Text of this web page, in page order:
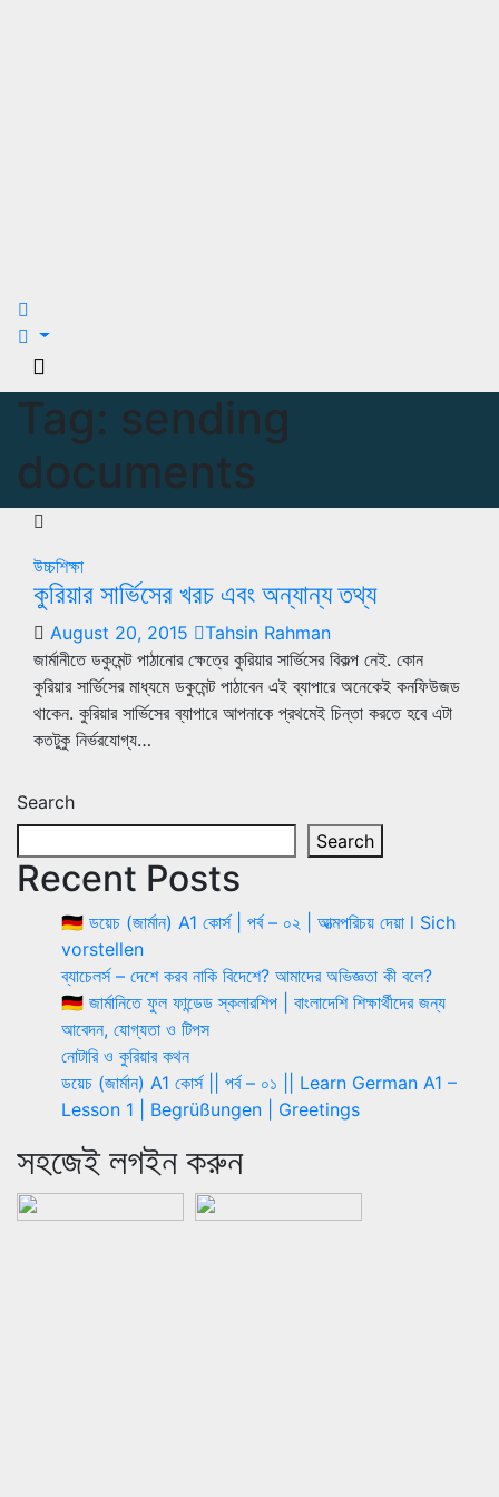
Tag: sending
documents
উচ্চশিক্ষা
কুরিয়ার সার্ভিসের খরচ এবং অন্যান্য তথ্য
August 20, 2015
Tahsin Rahman
জার্মানীতে ডকুমেন্ট পাঠানোর ক্ষেত্রে কুরিয়ার সার্ভিসের বিকল্প নেই. কোন
কুরিয়ার সার্ভিসের মাধ্যমে ডকুমেন্ট পাঠাবেন এই ব্যাপারে অনেকেই কনফিউজড
থাকেন. কুরিয়ার সার্ভিসের ব্যাপারে আপনাকে প্রথমেই চিন্তা করতে হবে এটা
কতটুকু নির্ভরযোগ্য…
Search
Search
Recent Posts
🇩🇪 ডয়েচ (জার্মান) A1 কোর্স | পর্ব – ০২ | আত্মপরিচয় দেয়া l Sich
vorstellen
ব্যাচেলর্স – দেশে করব নাকি বিদেশে? আমাদের অভিজ্ঞতা কী বলে?
🇩🇪 জার্মানিতে ফুল ফান্ডেড স্কলারশিপ | বাংলাদেশি শিক্ষার্থীদের জন্য
আবেদন, যোগ্যতা ও টিপস
নোটারি ও কুরিয়ার কথন
ডয়েচ (জার্মান) A1 কোর্স || পর্ব – ০১ || Learn German A1 –
Lesson 1 | Begrüßungen | Greetings
সহজেই লগইন করুন